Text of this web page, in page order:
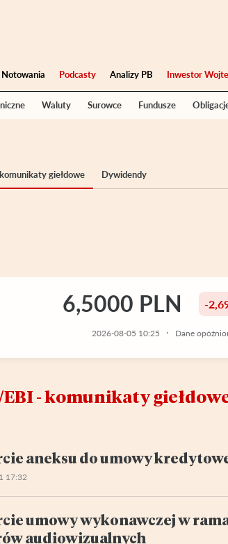
Notowania Podcasty Analizy PB Inwestor
Waluty Surowce Fundusze
giełdowe Dywidendy
6,5000 PLN -
2026-08-05 10:25 Dane
EBI - komunikaty
aneksu do umowy
17:32
umowy wykonawczej w
audiowizualnych